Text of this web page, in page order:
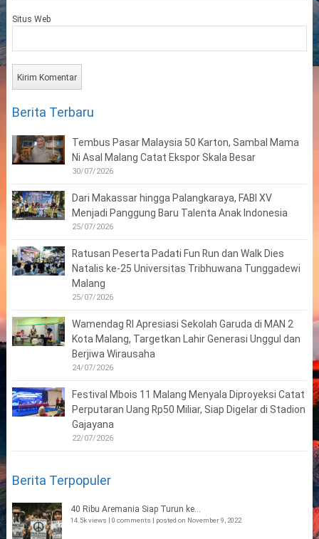
Situs Web
Berita Terbaru
Tembus Pasar Malaysia 50 Karton, Sambal Mama
Ni Asal Malang Catat Ekspor Skala Besar
30/07/2026
Dari Makassar hingga Palangkaraya, FABI XV
Menjadi Panggung Baru Talenta Anak Indonesia
25/07/2026
Ratusan Peserta Padati Fun Run dan Walk Dies
Natalis ke-25 Universitas Tribhuwana Tunggadewi
Malang
25/07/2026
Wamendag RI Apresiasi Sekolah Garuda di MAN 2
Kota Malang, Targetkan Lahir Generasi Unggul dan
Berjiwa Wirausaha
24/07/2026
Festival Mbois 11 Malang Menyala Diproyeksi Catat
Perputaran Uang Rp50 Miliar, Siap Digelar di Stadion
Gajayana
22/07/2026
Berita Terpopuler
40 Ribu Aremania Siap Turun ke...
14.5k views | 0 comments | posted on November 9, 2022